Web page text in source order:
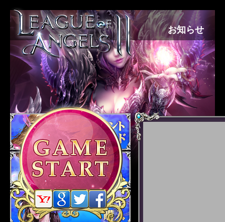
お知らせ
ゲーム紹介 プレイガイド
ギャラリー サポート